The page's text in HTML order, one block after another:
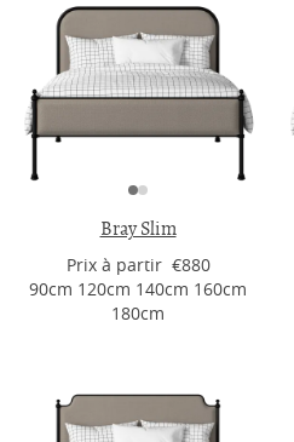
Bray Slim
Prix ​​à partir €880
90cm 120cm 140cm 160cm
180cm